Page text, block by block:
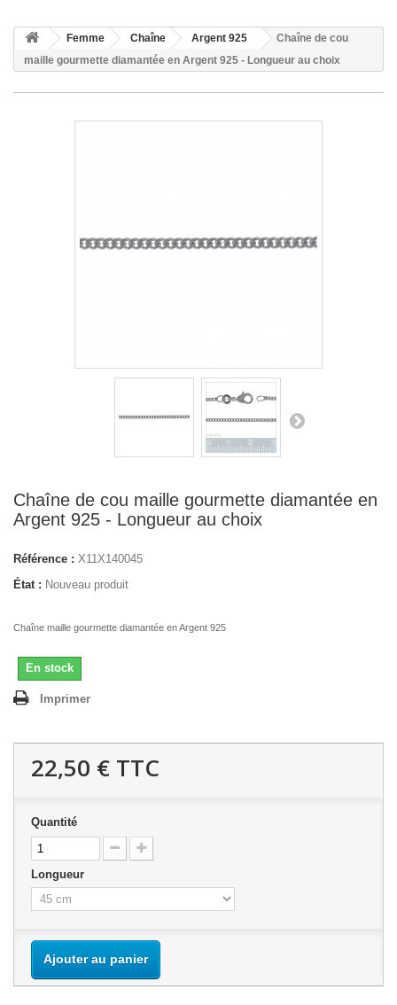
Femme Chaîne Argent 925
Chaîne de cou
maille gourmette diamantée en Argent 925 - Longueur au choix
Chaîne de cou maille gourmette diamantée en
Argent 925 - Longueur au choix
Référence : X11X140045
État : Nouveau produit
Chaîne maille gourmette diamantée en Argent 925
En stock
Imprimer
22,50 € TTC
Quantité
Longueur
Ajouter au panier